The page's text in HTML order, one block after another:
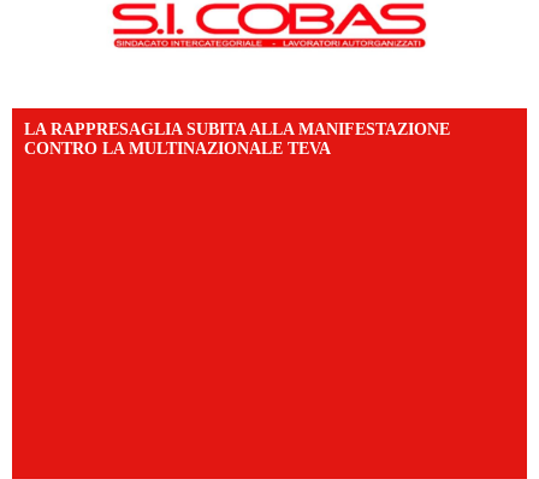
LA RAPPRESAGLIA SUBITA ALLA MANIFESTAZIONE
CONTRO LA MULTINAZIONALE TEVA